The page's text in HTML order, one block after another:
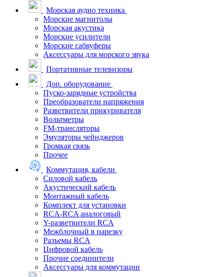
Морская аудио техника
Морские магнитолы
Морская акустика
Морские усилители
Морские сабвуферы
Аксессуары для морского звука
Портативные телевизоры
Доп. оборудование
Пуско-зарядные устройства
Преобразователи напряжения
Разветвители прикуривателя
Вольтметры
FM-трансляторы
Эмуляторы чейнджеров
Громкая связь
Прочее
Коммутация, кабели
Силовой кабель
Акустический кабель
Монтажный кабель
Комплект для установки
RCA-RCA аналоговый
Y-разветвители RCA
Межблочный в нарезку
Разъемы RCA
Цифровой кабель
Прочие соединители
Аксессуары для коммутации